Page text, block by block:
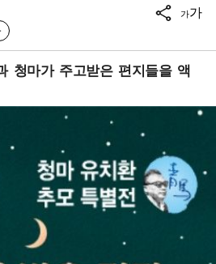
가가
청마가 주고받은 편지들을 액